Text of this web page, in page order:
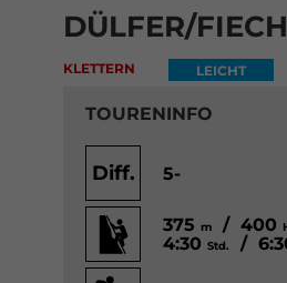
DÜLFER/
KLETTERN LEICHT
TOURENINFO
Diff. 5-
375m / 400
4:30Std. /